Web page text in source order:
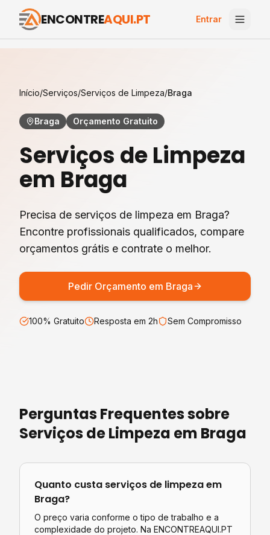
ENCONTREAQUI.PT Entrar
Início/Serviços/Serviços de Limpeza/Braga
Braga Orçamento Gratuito
Serviços de Limpeza
em Braga
Precisa de serviços de limpeza em Braga?
Encontre profissionais qualificados, compare
orçamentos grátis e contrate o melhor.
Pedir Orçamento em Braga
100% Gratuito Resposta em 2h Sem Compromisso
Perguntas Frequentes sobre
Serviços de Limpeza em Braga
Quanto custa serviços de limpezaem
Braga?
O preço varia conforme o tipo de trabalho e a
complexidade do projeto. Na ENCONTREAQUI.PT